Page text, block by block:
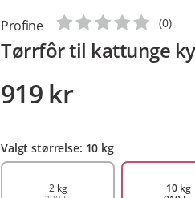
Profine
Tørrfôr til kattunge
(0)
919 kr
Valgt størrelse: 10 kg
2 kg
10 kg